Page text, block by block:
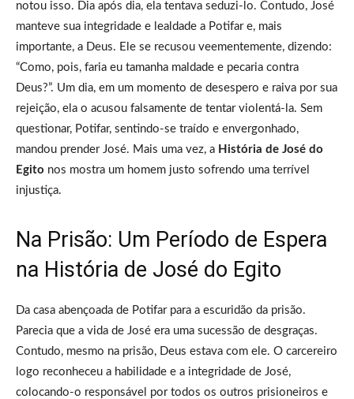
notou isso. Dia após dia, ela tentava seduzi-lo. Contudo, José
manteve sua integridade e lealdade a Potifar e, mais
importante, a Deus. Ele se recusou veementemente, dizendo:
“Como, pois, faria eu tamanha maldade e pecaria contra
Deus?”. Um dia, em um momento de desespero e raiva por sua
rejeição, ela o acusou falsamente de tentar violentá-la. Sem
questionar, Potifar, sentindo-se traído e envergonhado,
mandou prender José. Mais uma vez, a História de José do
Egito nos mostra um homem justo sofrendo uma terrível
injustiça.
Na Prisão: Um Período de Espera
na História de José do Egito
Da casa abençoada de Potifar para a escuridão da prisão.
Parecia que a vida de José era uma sucessão de desgraças.
Contudo, mesmo na prisão, Deus estava com ele. O carcereiro
logo reconheceu a habilidade e a integridade de José,
colocando-o responsável por todos os outros prisioneiros e